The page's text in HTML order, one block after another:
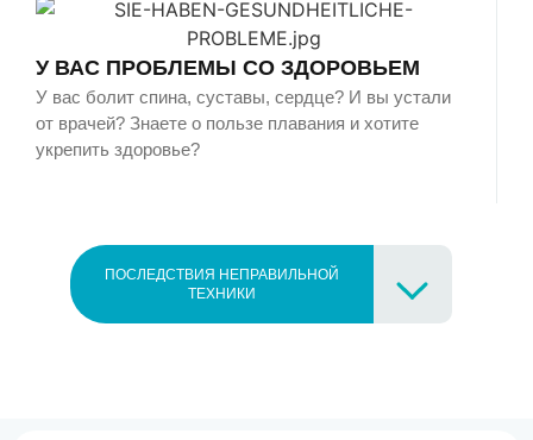
У ВАС ПРОБЛЕМЫ СО ЗДОРОВЬЕМ
У вас болит спина, суставы, сердце? И вы устали
от врачей? Знаете о пользе плавания и хотите
укрепить здоровье?
ПОСЛЕДСТВИЯ НЕПРАВИЛЬНОЙ
ТЕХНИКИ